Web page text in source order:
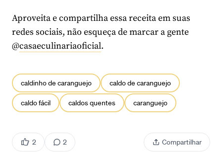
Aproveita e compartilha essa receita em suas
redes sociais, não esqueça de marcar a gente
@casaeculinariaoficial.
caldinho de caranguejo caldo de caranguejo
caldo fácil caldos quentes caranguejo
2 2 Compartilhar